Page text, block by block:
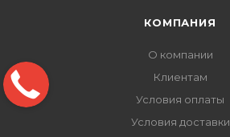
КОМПАНИЯ
О компании
Клиентам
Условия оплаты
Условия доставки